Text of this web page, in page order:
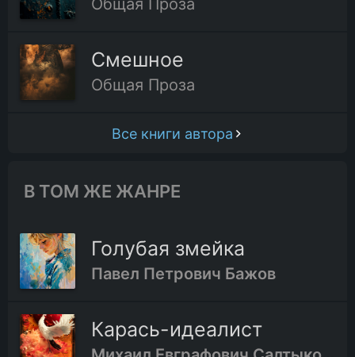
Общая Проза
Смешное
Общая Проза
Все книги автора
В ТОМ ЖЕ ЖАНРЕ
Голубая змейка
Павел Петрович Бажов
Карась-идеалист